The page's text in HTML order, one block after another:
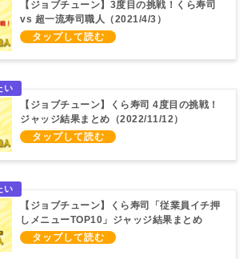
【ジョブチューン】3度目の挑戦！くら寿司
vs 超一流寿司職人（2021/4/3）
【ジョブチューン】くら寿司 4度目の挑戦！
ジャッジ結果まとめ（2022/11/12）
【ジョブチューン】くら寿司「従業員イチ押
しメニューTOP10」ジャッジ結果まとめ
（2024/1/6）